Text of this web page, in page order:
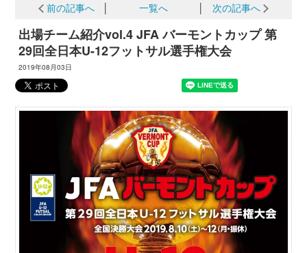
前の記事へ 一覧へ 次の記事へ
出場チーム紹介vol.4 JFA バーモントカップ 第
29回全日本U-12フットサル選手権大会
2019年08月03日